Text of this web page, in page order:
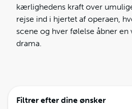
kærlighedens kraft over
rejse ind i hjertet af operaen,
scene og hver følelse åbner en
drama.
Filtrer efter dine ønsker